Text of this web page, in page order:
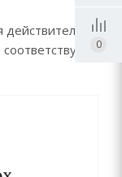
действительно
0